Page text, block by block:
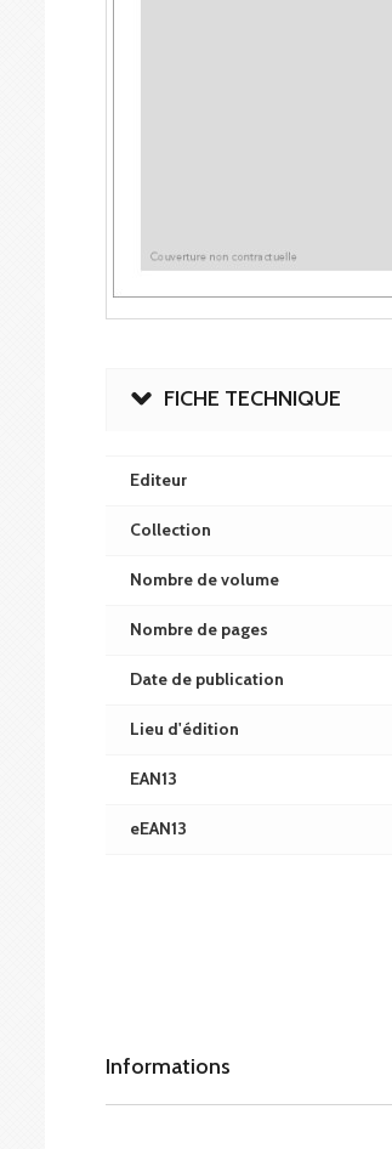
FICHE TECHNIQUE
Editeur
Collection
Nombre de volume
Nombre de pages
Date de publication
Lieu d'édition
EAN13
eEAN13
Informations